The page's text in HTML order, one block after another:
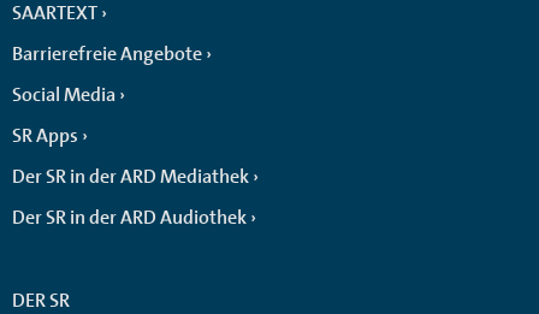
SAARTEXT
Barrierefreie Angebote
Social Media
SR Apps
Der SR in der ARD Mediathek
Der SR in der ARD Audiothek
DER SR